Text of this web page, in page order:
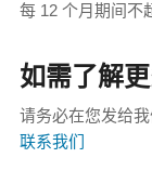
每 12 个月期间不
如需了解
请务必在您发给
联系我们